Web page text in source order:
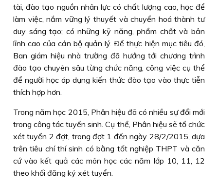
tài, đào tạo nguồn nhân lực có chất lượng cao, học để
làm việc, nắm vững lý thuyết và chuyển hoá thành tư
duy sáng tạo; có những kỹ năng, phẩm chất và bản
lĩnh cao của cán bộ quản lý. Ðể thực hiện mục tiêu đó,
Ban giám hiệu nhà trường đã hướng tới chương trình
đào tạo chuyên sâu từng chức năng, công việc cụ thể
để người học áp dụng kiến thức đào tạo vào thực tiễn
thích hợp hơn.
Trong năm học 2015, Phân hiệu đã có nhiều sự đổi mới
trong công tác tuyển sinh. Cụ thể, Phân hiệu sẽ tổ chức
xét tuyển 2 đợt, trong đợt 1 đến ngày 28/2/2015, dựa
trên tiêu chí thí sinh có bằng tốt nghiệp THPT và căn
cứ vào kết quả các môn học các năm lớp 10, 11, 12
theo khối đăng ký xét tuyển.